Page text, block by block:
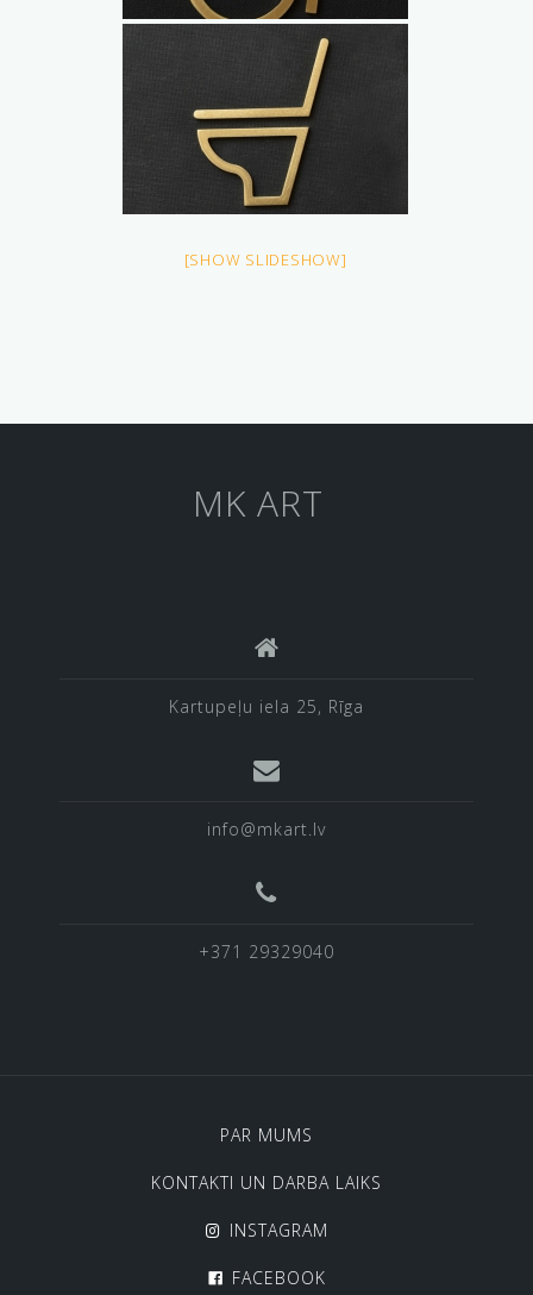
[SHOW SLIDESHOW]
MK ART
Kartupeļu iela 25, Rīga
info@mkart.lv
+371 29329040
PAR MUMS
KONTAKTI UN DARBA LAIKS
INSTAGRAM
FACEBOOK